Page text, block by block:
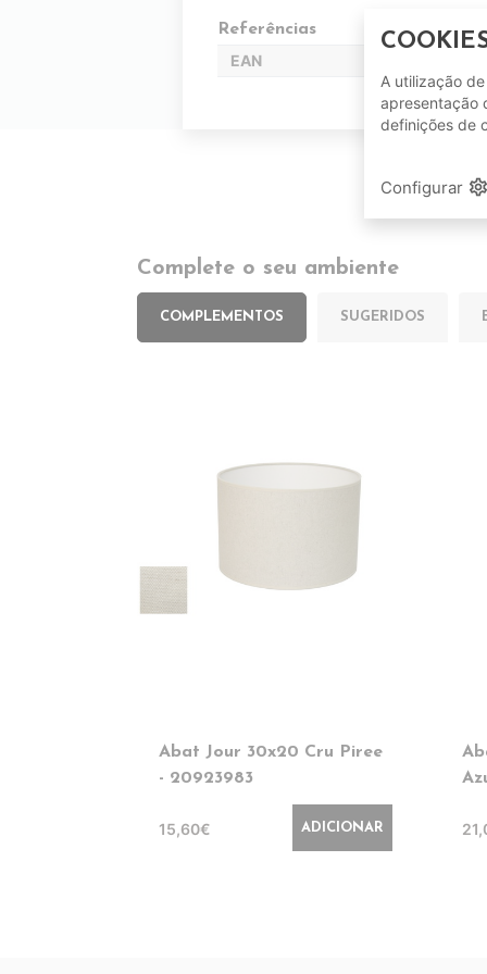
Referências
EAN
Complete o seu ambiente
COMPLEMENTOS SUGERIDOS
Abat Jour 30x20 Cru Piree
- 20923983
15,60€ ADICIONAR
A utilização
apresentação
definições de
Configurar